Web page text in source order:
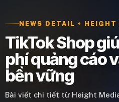
NEWS DETAIL • HEIGHT
TikTok Shop
phí quảng cáo
bền vững
Bài viết chi tiết từ Height